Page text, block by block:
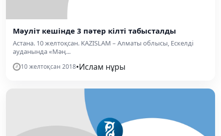
Мәуліт кешінде 3 пәтер кілті табысталды
Астана. 10 желтоқсан. KAZISLAM – Алматы облысы, Ескелді
ауданында «Мәң...
10 желтоқсан 2018•Ислам нұры